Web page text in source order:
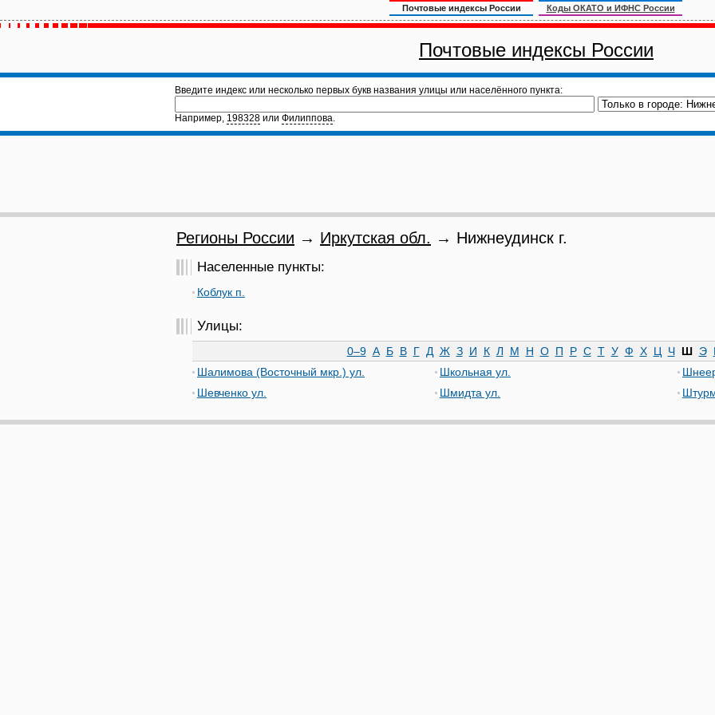
Почтовые индексы России Коды ОКАТО и ИФНС России
Почтовые индексы России
Введите индекс или несколько первых букв названия улицы или населённого пункта:
Например, 198328 или Филиппова.
Регионы России → Иркутская обл. → Нижнеудинск г.
Населенные пункты:
Коблук п.
Улицы:
0–9 А Б В Г Д Ж З И К Л М Н О П Р С Т У Ф Х Ц Ч Ш Э
Шалимова (Восточный мкр.) ул.
Шевченко ул.
Школьная ул.
Шмидта ул.